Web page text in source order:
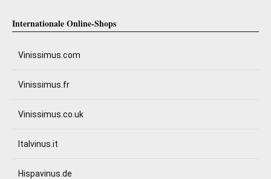
Internationale Online-Shops
Vinissimus.com
Vinissimus.fr
Vinissimus.co.uk
Italvinus.it
Hispavinus.de